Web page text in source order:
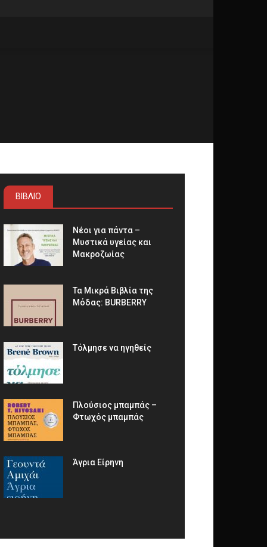
ΒΙΒΛΙΟ
Νέοι για πάντα –
Μυστικά υγείας και
Μακροζωίας
Τα Μικρά Βιβλία της
Μόδας: BURBERRY
Τόλμησε να ηγηθείς
Πλούσιος μπαμπάς –
Φτωχός μπαμπάς
Άγρια Είρηνη